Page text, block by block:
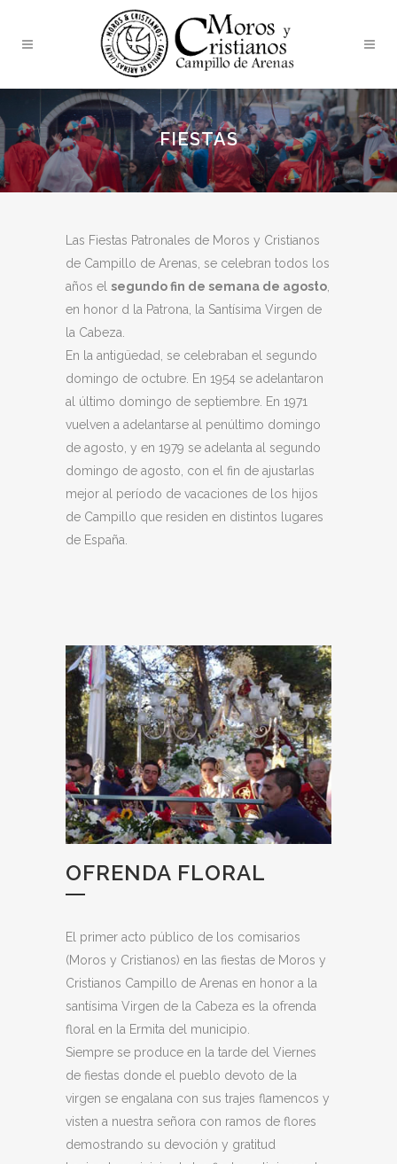
FIESTAS
Las Fiestas Patronales de Moros y Cristianos
de Campillo de Arenas, se celebran todos los
años el segundo fin de semana de agosto
en honor d la Patrona, la Santísima Virgen de
la Cabeza.
En la antigüedad, se celebraban el segundo
domingo de octubre. En 1954 se adelantaron
al último domingo de septiembre. En 1971
vuelven a adelantarse al penúltimo domingo
de agosto, y en 1979 se adelanta al segundo
domingo de agosto, con el fin de ajustarlas
mejor al período de vacaciones de los hijos
de Campillo que residen en distintos lugares
de España.
OFRENDA FLORAL
El primer acto público de los comisarios
(Moros y Cristianos) en las fiestas de Moros y
Cristianos Campillo de Arenas en honor a la
santísima Virgen de la Cabeza es la ofrenda
floral en la Ermita del municipio.
Siempre se produce en la tarde del Viernes
de fiestas donde el pueblo devoto de la
virgen se engalana con sus trajes flamencos y
visten a nuestra señora con ramos de flores
demostrando su devoción y gratitud